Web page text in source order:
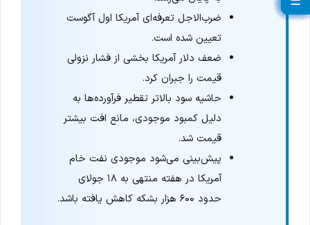
ضرب‌الاجل تعرفه‌ای آمریکا اول آگوست
تعیین شده است.
ضعف دلار آمریکا بخشی از فشار نزولی
قیمت را جبران کرد.
حاشیه سود بالاتر تقطیر فرآورده‌ها به
دلیل کمبود موجودی، مانع افت بیشتر
قیمت شد.
پیش‌بینی می‌شود موجودی نفت خام
آمریکا در هفته منتهی به ۱۸ جولای
حدود ۶۰۰ هزار بشکه کاهش یافته باشد.